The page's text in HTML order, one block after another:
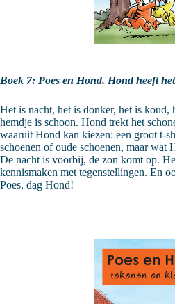
Boek 7: Poes en Hond. Hond heeft
Het is nacht, het is donker, het is
hemdje is schoon. Hond trekt het
waaruit Hond kan kiezen: een groot t-
schoenen of oude schoenen, maar
De nacht is voorbij, de zon komt op.
kennismaken met tegenstellingen. En
Poes, dag Hond!